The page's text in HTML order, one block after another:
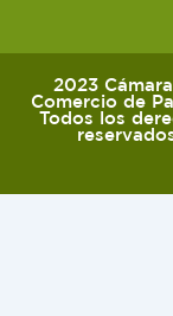
2023
Comercio de
Todos los